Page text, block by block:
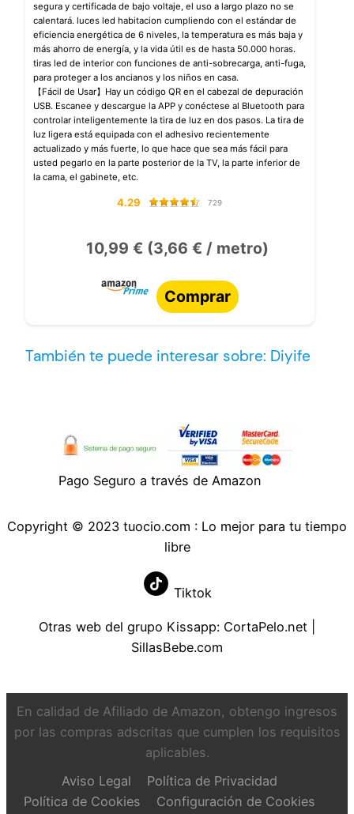
segura y certificada de bajo voltaje, el uso a largo plazo no se
calentará. luces led habitacion cumpliendo con el estándar de
eficiencia energética de 6 niveles, la temperatura es más baja y
más ahorro de energía, y la vida útil es de hasta 50.000 horas.
tiras led de interior con funciones de anti-sobrecarga, anti-fuga,
para proteger a los ancianos y los niños en casa.
【Fácil de Usar】Hay un código QR en el cabezal de depuración
USB. Escanee y descargue la APP y conéctese al Bluetooth para
controlar inteligentemente la tira de luz en dos pasos. La tira de
luz ligera está equipada con el adhesivo recientemente
actualizado y más fuerte, lo que hace que sea más fácil para
usted pegarlo en la parte posterior de la TV, la parte inferior de
la cama, el gabinete, etc.
4.29 729
10,99 € (3,66 € / metro)
Comprar
También te puede interesar sobre: Diyife
Pago Seguro a través de Amazon
Copyright © 2023 tuocio.com : Lo mejor para tu tiempo
libre
Tiktok
Otras web del grupo Kissapp: CortaPelo.net
SillasBebe.com
En calidad de Afiliado de Amazon, obtengo ingresos
por las compras adscritas que cumplen los requisitos
aplicables.
Aviso Legal
Política de Privacidad
Política de Cookies
Configuración de Cookies